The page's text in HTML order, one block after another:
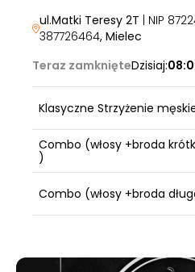
ul.Matki Teresy 2T | NIP
387726464, Mielec
Teraz zamknięteDzisiaj:
Klasyczne Strzyżenie
Combo (włosy +broda
)
Combo (włosy +broda